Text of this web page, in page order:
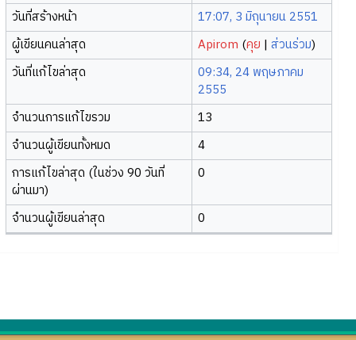
วันที่สร้างหน้า
17:07, 3 มิถุนายน 2551
ผู้เขียนคนล่าสุด
Apirom (คุย |ส่วนร่วม)
วันที่แก้ไขล่าสุด
09:34, 24 พฤษภาคม
2555
จำนวนการแก้ไขรวม
13
จำนวนผู้เขียนทั้งหมด
4
การแก้ไขล่าสุด (ในช่วง 90 วันที่
ผ่านมา)
0
จำนวนผู้เขียนล่าสุด 0